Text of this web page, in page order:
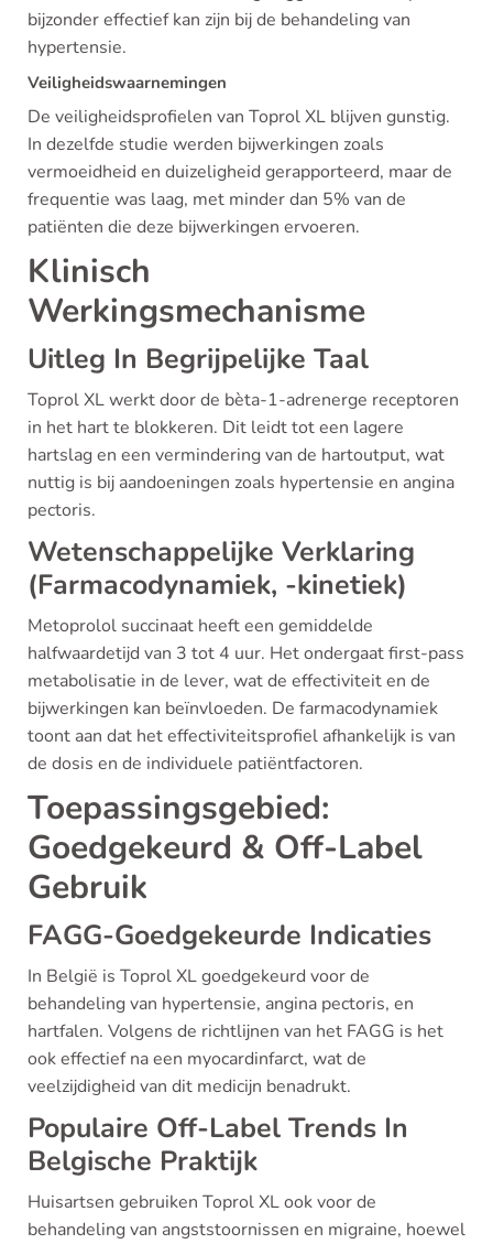
bijzonder effectief kan zijn bij de behandeling van
hypertensie.
Veiligheidswaarnemingen
De veiligheidsprofielen van Toprol XL blijven gunstig.
In dezelfde studie werden bijwerkingen zoals
vermoeidheid en duizeligheid gerapporteerd, maar de
frequentie was laag, met minder dan 5% van de
patiënten die deze bijwerkingen ervoeren.
Klinisch
Werkingsmechanisme
Uitleg In Begrijpelijke Taal
Toprol XL werkt door de bèta-1-adrenerge receptoren
in het hart te blokkeren. Dit leidt tot een lagere
hartslag en een vermindering van de hartoutput, wat
nuttig is bij aandoeningen zoals hypertensie en angina
pectoris.
Wetenschappelijke Verklaring
(Farmacodynamiek, -kinetiek)
Metoprolol succinaat heeft een gemiddelde
halfwaardetijd van 3 tot 4 uur. Het ondergaat first-pass
metabolisatie in de lever, wat de effectiviteit en de
bijwerkingen kan beïnvloeden. De farmacodynamiek
toont aan dat het effectiviteitsprofiel afhankelijk is van
de dosis en de individuele patiëntfactoren.
Toepassingsgebied:
Goedgekeurd & Off-Label
Gebruik
FAGG-Goedgekeurde Indicaties
In België is Toprol XL goedgekeurd voor de
behandeling van hypertensie, angina pectoris, en
hartfalen. Volgens de richtlijnen van het FAGG is het
ook effectief na een myocardinfarct, wat de
veelzijdigheid van dit medicijn benadrukt.
Populaire Off-Label Trends In
Belgische Praktijk
Huisartsen gebruiken Toprol XL ook voor de
behandeling van angststoornissen en migraine, hoewel